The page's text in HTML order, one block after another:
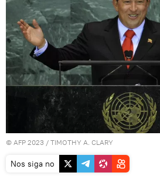
© AFP 2023 / TIMOTHY A. CLARY
Nos siga no